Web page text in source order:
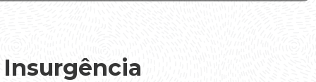
Insurgência